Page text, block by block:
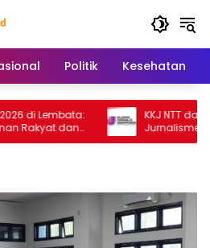
Politik Kesehatan
Lembata:
dan
KKJ NTT dan AJI
Jurnalisme Harus
Provokatif